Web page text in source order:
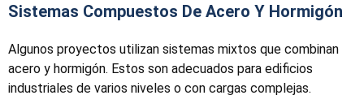
Sistemas Compuestos De Acero Y Hormigón
Algunos proyectos utilizan sistemas mixtos que combinan
acero y hormigón. Estos son adecuados para edificios
industriales de varios niveles o con cargas complejas.